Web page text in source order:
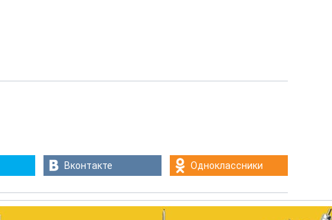
Вконтакте Одноклассники